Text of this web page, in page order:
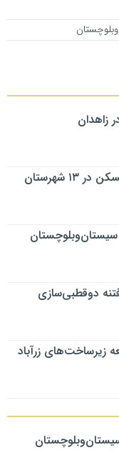
شهرستان
دوقطبی‌سازی
زیرساخت‌های زرآباد